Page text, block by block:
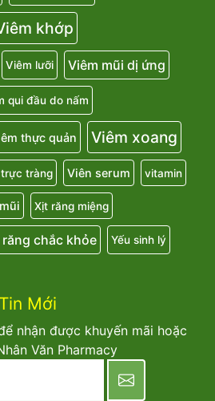
khớp
Viêm lưỡi Viêm mũi dị ứng
qui đầu do nấm
thực quản Viêm xoang
tràng Viên serum vitamin
Xịt răng miệng
chắc khỏe Yếu sinh lý
Mới
nhận được khuyến mãi hoặc
Văn Pharmacy